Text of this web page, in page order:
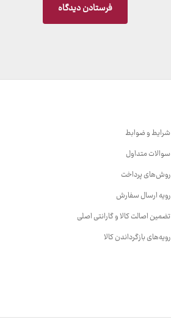
شرایط و ضوابط
سوالات متداول
روش‌های پرداخت
رویه ارسال سفارش
تضمین اصالت کالا و گارانتی اصلی
رویه‌های بازگرداندن کالا